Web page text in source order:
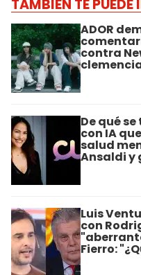
TAMBIÉN TE PUEDE
ADOR
contra
De qué
con IA
salud
Ansaldi y
Luis
con
Fierro: